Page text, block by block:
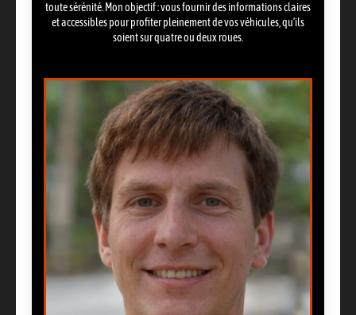
toute sérénité. Mon objectif : vous fournir des informations claires
et accessibles pour profiter pleinement de vos véhicules, qu’ils
soient sur quatre ou deux roues.